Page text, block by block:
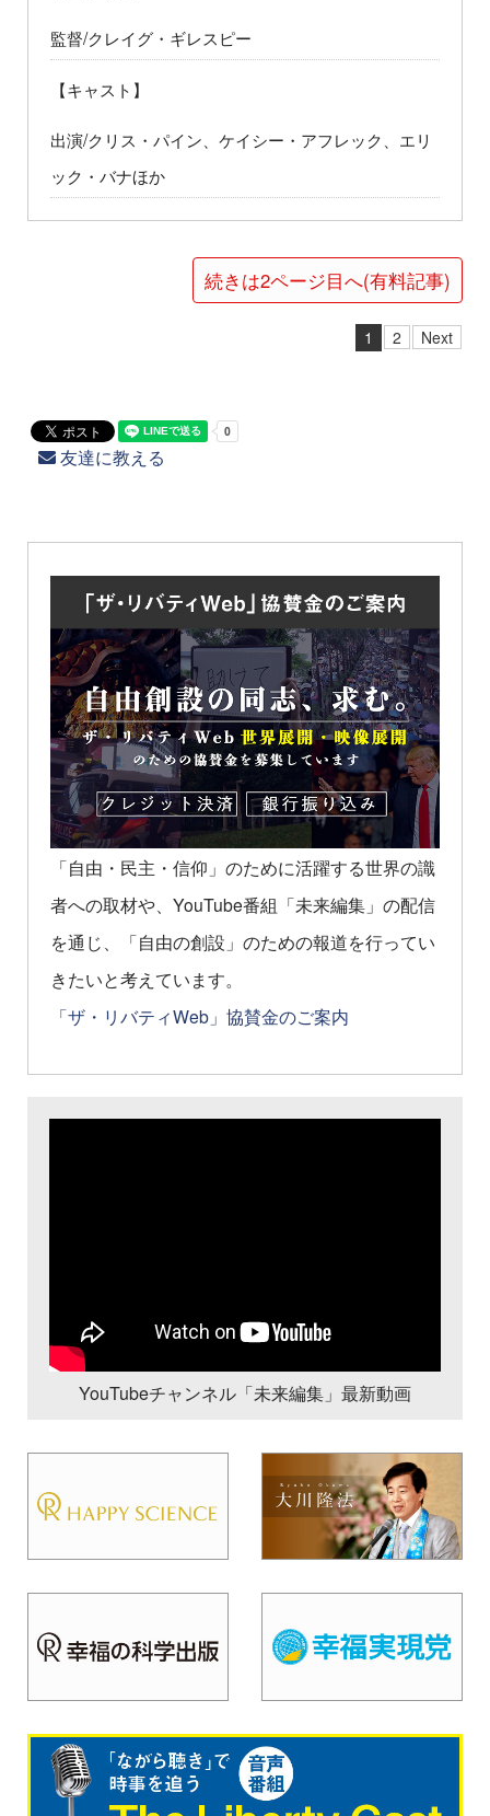
監督/クレイグ・ギレスピー
【キャスト】
出演/クリス・パイン、ケイシー・アフレック、エリ
ック・バナほか
続きは2ページ目へ(有料記事)
1 2 Next
友達に教える
「自由・民主・信仰」のために活躍する世界の識
者への取材や、YouTube番組「未来編集」の配信
を通じ、「自由の創設」のための報道を行ってい
きたいと考えています。
「ザ・リバティWeb」協賛金のご案内
YouTubeチャンネル「未来編集」最新動画